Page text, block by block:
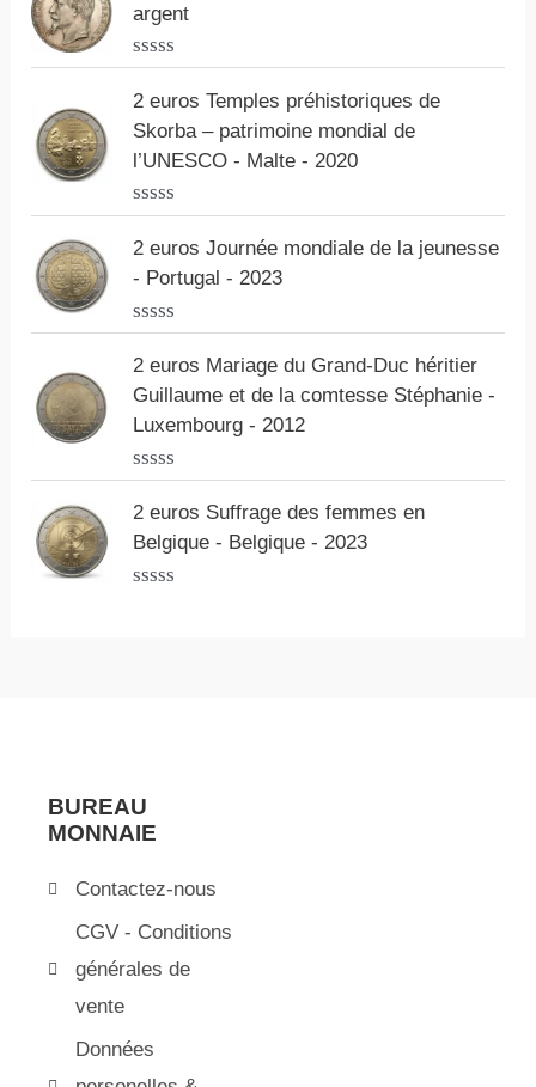
e
0
r
5
argent
N
o
e
0
u
r
5
2 euros Temples préhistoriques de
Skorba – patrimoine mondial de
l’UNESCO - Malte - 2020
N
o
e
0
s
r
5
2 euros Journée mondiale de la jeunesse
- Portugal - 2023
N
o
e
0
u
r
5
2 euros Mariage du Grand-Duc héritier
Guillaume et de la comtesse Stéphanie -
Luxembourg - 2012
N
o
e
0
2 euros Suffrage des femmes en
Belgique - Belgique - 2023
BUREAU
MONNAIE
Contactez-nous
CGV - Conditions
générales de
vente
Données